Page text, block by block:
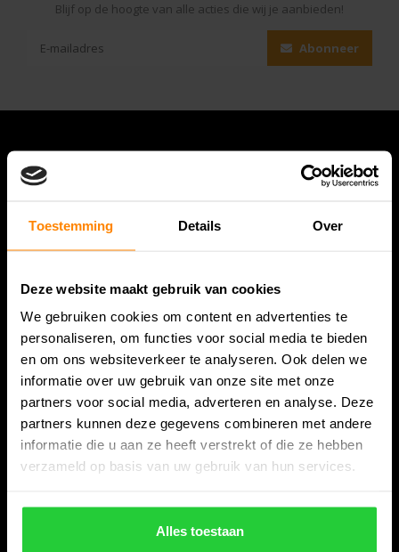
Toestemming Details Over
Deze website maakt gebruik van cookies
We gebruiken cookies om content en advertenties te
personaliseren, om functies voor social media te bieden
en om ons websiteverkeer te analyseren. Ook delen we
informatie over uw gebruik van onze site met onze
partners voor social media, adverteren en analyse. Deze
partners kunnen deze gegevens combineren met andere
informatie die u aan ze heeft verstrekt of die ze hebben
verzameld op basis van uw gebruik van hun services.
Alles toestaan
Blijf op de hoogte van alle acties die wij je aanbieden!
Abonneer
Bespanracket.nl is dé racketspecialist van Lelystad en
omstreken.
Snijdersstraat 6
8224 AA Lelystad
Nederland